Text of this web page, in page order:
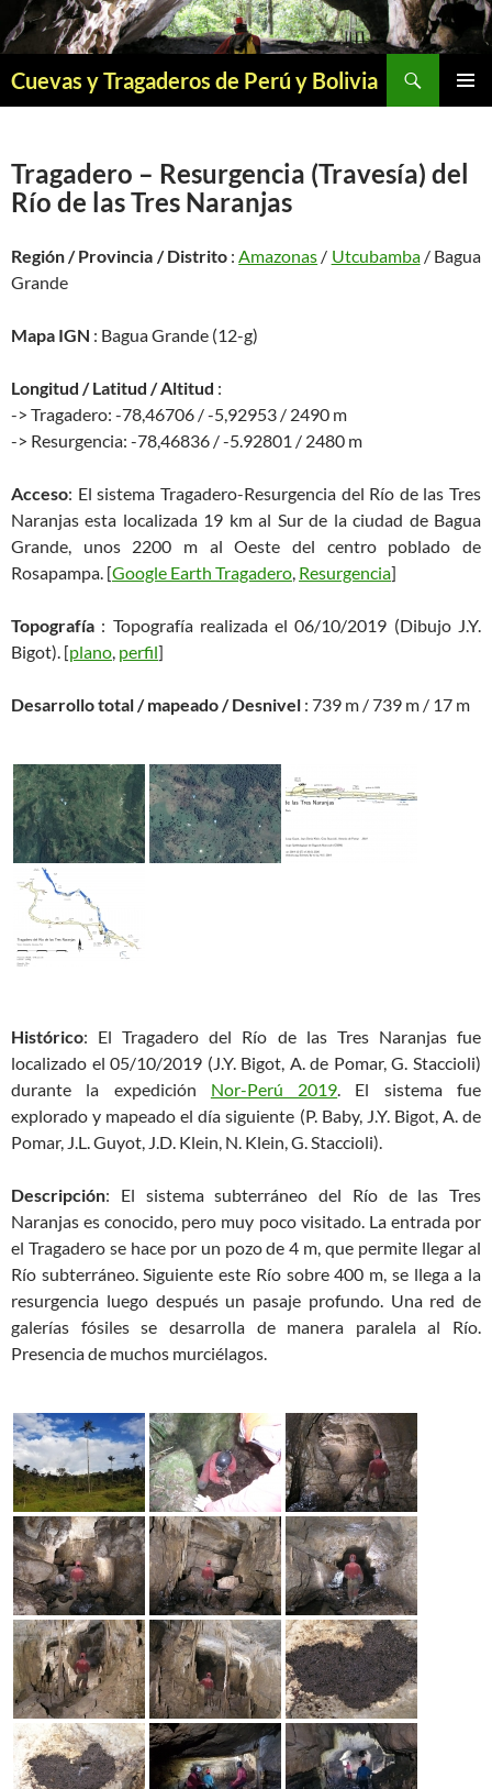
Saltar
al
Cuevas y Tragaderos de Perú y Bolivia
Tragadero – Resurgencia (Travesía) del
Río de las Tres Naranjas
Región / Provincia / Distrito :Amazonas / Utcubamba/ Bagua
Grande
Mapa IGN : Bagua Grande (12-g)
Longitud / Latitud / Altitud :
-> Tragadero: -78,46706 / -5,92953 / 2490 m
-> Resurgencia: -78,46836 / -5.92801 / 2480 m
Acceso: El sistema Tragadero-Resurgencia del Río de las Tres
Naranjas esta localizada 19 km al Sur de la ciudad de Bagua
Grande, unos 2200 m al Oeste del centro poblado de
Rosapampa. [Google Earth Tragadero, Resurgencia]
Topografía : Topografía realizada el 06/10/2019 (Dibujo J.Y.
Bigot). [plano, perfil]
Desarrollo total / mapeado / Desnivel : 739 m / 739 m / 17 m
Histórico: El Tragadero del Río de las Tres Naranjas fue
localizado el 05/10/2019 (J.Y. Bigot, A. de Pomar, G. Staccioli)
durante la expedición Nor-Perú 2019. El sistema fue
explorado y mapeado el día siguiente (P. Baby, J.Y. Bigot, A. de
Pomar, J.L. Guyot, J.D. Klein, N. Klein, G. Staccioli).
Descripción: El sistema subterráneo del Río de las Tres
Naranjas es conocido, pero muy poco visitado. La entrada por
el Tragadero se hace por un pozo de 4 m, que permite llegar al
Río subterráneo. Siguiente este Río sobre 400 m, se llega a la
resurgencia luego después un pasaje profundo. Una red de
galerías fósiles se desarrolla de manera paralela al Río.
Presencia de muchos murciélagos.